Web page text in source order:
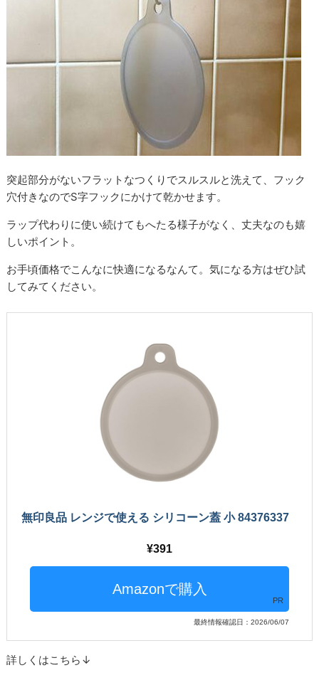
突起部分がないフラットなつくりでスルスルと洗えて、フック
穴付きなのでS字フックにかけて乾かせます。
ラップ代わりに使い続けてもへたる様子がなく、丈夫なのも嬉
しいポイント。
お手頃価格でこんなに快適になるなんて。気になる方はぜひ試
してみてください。
無印良品 レンジで使える シリコーン蓋 小 84376337
391
PR
最終情報確認日：2026/06/07
詳しくはこちら↓